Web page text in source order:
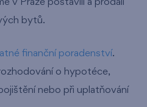
v Praze postavili a prodali
bytů.
finanční poradenství.
o hypotéce,
nebo při uplatňování